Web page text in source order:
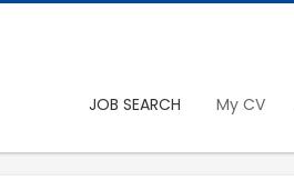
JOB SEARCH My CV